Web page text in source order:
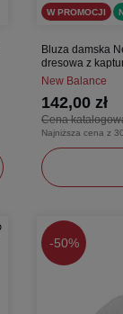
W PROMOCJI
Bluza damska
dresowa z
New Balance
Cena
142,00 zł
Najniższa cena z
L
-50%